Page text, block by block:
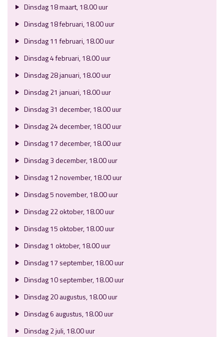
Dinsdag 18 maart, 18.00 uur
Dinsdag 18 februari, 18.00 uur
Dinsdag 11 februari, 18.00 uur
Dinsdag 4 februari, 18.00 uur
Dinsdag 28 januari, 18.00 uur
Dinsdag 21 januari, 18.00 uur
Dinsdag 31 december, 18.00 uur
Dinsdag 24 december, 18.00 uur
Dinsdag 17 december, 18.00 uur
Dinsdag 3 december, 18.00 uur
Dinsdag 12 november, 18.00 uur
Dinsdag 5 november, 18.00 uur
Dinsdag 22 oktober, 18.00 uur
Dinsdag 15 oktober, 18.00 uur
Dinsdag 1 oktober, 18.00 uur
Dinsdag 17 september, 18.00 uur
Dinsdag 10 september, 18.00 uur
Dinsdag 20 augustus, 18.00 uur
Dinsdag 6 augustus, 18.00 uur
Dinsdag 2 juli, 18.00 uur